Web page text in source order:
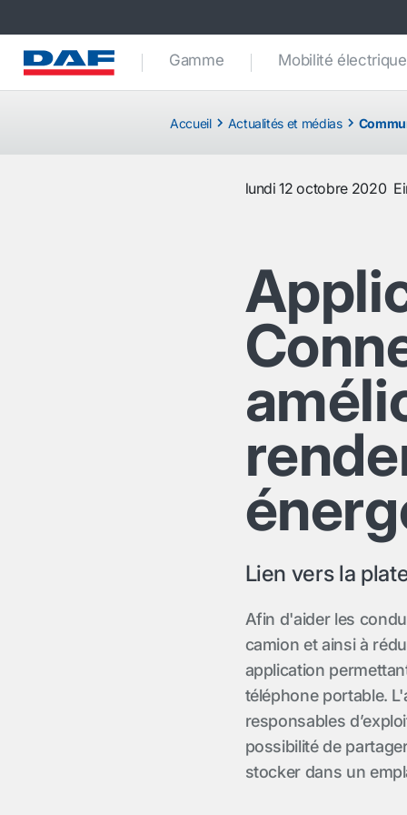
Gamme Mobilité électrique
Accueil Actualités et médias
lundi 12 octobre 2020
Lien vers la
Afin d'aider les
camion et ainsi à
application
téléphone portable.
responsables
possibilité de
stocker dans un